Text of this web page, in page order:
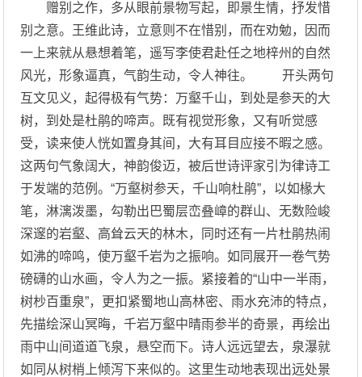
赠别之作，多从眼前景物写起，即景生情，抒发惜
别之意。王维此诗，立意则不在惜别，而在劝勉，因而
一上来就从悬想着笔，遥写李使君赴任之地梓州的自然
风光，形象逼真，气韵生动，令人神往。 开头两句
互文见义，起得极有气势：万壑千山，到处是参天的大
树，到处是杜鹃的啼声。既有视觉形象，又有听觉感
受，读来使人恍如置身其间，大有耳目应接不暇之感。
这两句气象阔大，神韵俊迈，被后世诗评家引为律诗工
于发端的范例。“万壑树参天，千山响杜鹃”，以如椽大
笔，淋漓泼墨，勾勒出巴蜀层峦叠嶂的群山、无数险峻
深邃的岩壑、高耸云天的林木，同时还有一片杜鹃热闹
如沸的啼鸣，使万壑千岩为之振响。如同展开一卷气势
磅礴的山水画，令人为之一振。紧接着的“山中一半雨，
树杪百重泉”，更扣紧蜀地山高林密、雨水充沛的特点，
先描绘深山冥晦，千岩万壑中晴雨参半的奇景，再绘出
雨中山间道道飞泉，悬空而下。诗人远远望去，泉瀑就
如同从树梢上倾泻下来似的。这里生动地表现出远处景